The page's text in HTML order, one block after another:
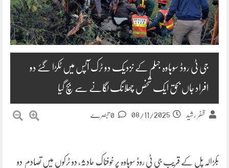
جی ٹی روڈ سوہاوہ جہلم کے نزدیک دو ٹرک آپس میں ٹکڑا گئے دو
افراد جاں بحق ایک شخص چھلانگ لگانے سے بچ گیا
ظفر رشید 08/11/2025
بکڑالہ پل کے قریب جی ٹی روڈ سوہاوہ پر خوفناک حادثہ، دو ٹرکوں میں تصادم دو